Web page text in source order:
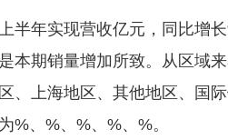
半年实现营收亿元，同比增
本期销量增加所致。从区域
、上海地区、其他地区、国
%、%、%、%、%。